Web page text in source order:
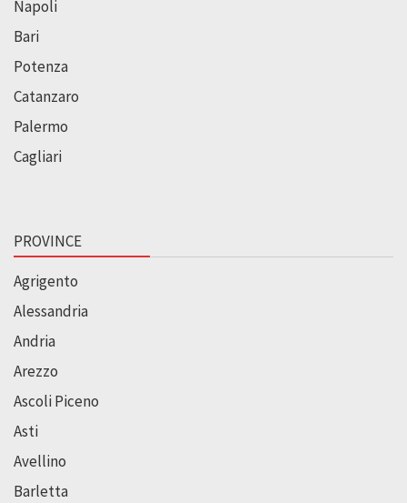
Napoli
Bari
Potenza
Catanzaro
Palermo
Cagliari
PROVINCE
Agrigento
Alessandria
Andria
Arezzo
Ascoli Piceno
Asti
Avellino
Barletta